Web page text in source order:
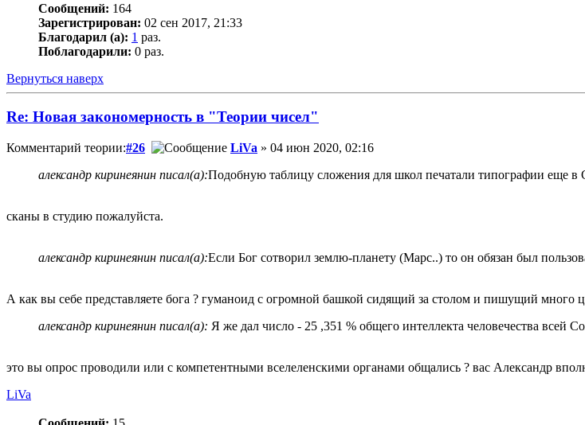
Сообщений: 164
Зарегистрирован: 02 сен 2017, 21:33
Благодарил (а): 1 раз.
Поблагодарили: 0 раз.
Вернуться наверх
Re: Новая закономерность в "Теории чисел"
Комментарий теории:#26 LiVa » 04 июн 2020, 02:16
александр киринеянин писал(а):Подобную таблицу сложения для школ печатали типографии еще
сканы в студию пожалуйста.
александр киринеянин писал(а):Если Бог сотворил землю-планету (Марс..) то он обязан был
А как вы себе представляете бога ? гуманоид с огромной башкой сидящий за столом и пишущий
александр киринеянин писал(а): Я же дал число - 25 ,351 % общего интеллекта человечества всей
это вы опрос проводили или с компетентными вселеленскими органами общались ? вас Александр
LiVa